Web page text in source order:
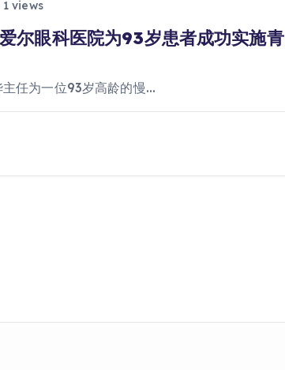
1 views
尔眼科医院为93岁患者成功实施青
任为一位93岁高龄的慢…